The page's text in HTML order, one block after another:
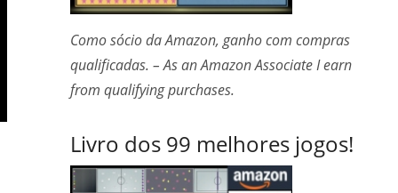
Como sócio da Amazon, ganho com compras
qualificadas. – As an Amazon Associate I earn
from qualifying purchases.
Livro dos 99 melhores jogos!